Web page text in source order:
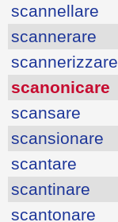
scannellare
scannerare
scannerizzare
scanonicare
scansare
scansionare
scantare
scantinare
scantonare